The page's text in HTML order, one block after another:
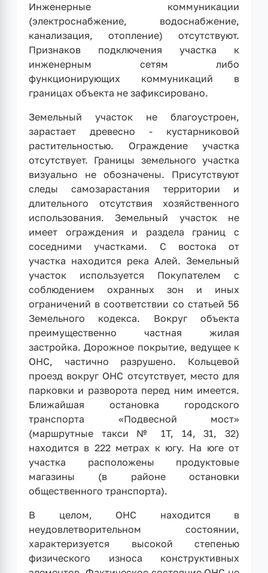
Инженерные коммуникации
(электроснабжение, водоснабжение,
канализация, отопление) отсутствуют.
Признаков подключения участка к
инженерным сетям либо
функционирующих коммуникаций в
границах объекта не зафиксировано.
Земельный участок не благоустроен,
зарастает древесно - кустарниковой
растительностью. Ограждение участка
отсутствует. Границы земельного участка
визуально не обозначены. Присутствуют
следы самозарастания территории и
длительного отсутствия хозяйственного
использования. Земельный участок не
имеет ограждения и раздела границ с
соседними участками. С востока от
участка находится река Алей. Земельный
участок используется Покупателем с
соблюдением охранных зон и иных
ограничений в соответствии со статьей 56
Земельного кодекса. Вокруг объекта
преимущественно частная жилая
застройка. Дорожное покрытие, ведущее к
ОНС, частично разрушено. Кольцевой
проезд вокруг ОНС отсутствует, место для
парковки и разворота перед ним имеется.
Ближайшая остановка городского
транспорта «Подвесной мост»
(маршрутные такси № 1Т, 14, 31, 32)
находится в 222 метрах к югу. На юге от
участка расположены продуктовые
магазины (в районе остановки
общественного транспорта).
В целом, ОНС находится в
неудовлетворительном состоянии,
характеризуется высокой степенью
физического износа конструктивных